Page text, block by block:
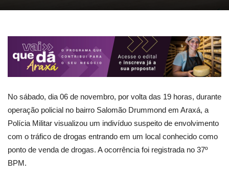
No sábado, dia 06 de novembro, por volta das 19 horas, durante
operação policial no bairro Salomão Drummond em Araxá, a
Polícia Militar visualizou um indivíduo suspeito de envolvimento
com o tráfico de drogas entrando em um local conhecido como
ponto de venda de drogas. A ocorrência foi registrada no 37º
BPM.